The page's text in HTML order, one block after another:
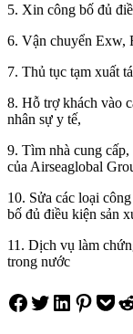
5. Xin công bố đủ
6. Vận chuyển Exw,
7. Thủ tục tạm xuất
8. Hỗ trợ khách vào
nhân sự y tế,
9. Tìm nhà cung
của Airseaglobal
10. Sửa các loại
bố đủ điều kiện sản
11. Dịch vụ làm
trong nước
Share on Facebook
Tweet on Twitter
Share on LinkedIn
Pin onSave to